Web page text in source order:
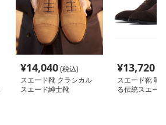
¥14,040(税込)
スエード靴 クラシカル
スエード紳士靴
¥13,720
スエード靴 職
る伝統スエー